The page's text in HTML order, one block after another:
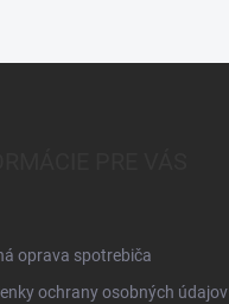
oprava spotrebiča
ochrany osobných údajov